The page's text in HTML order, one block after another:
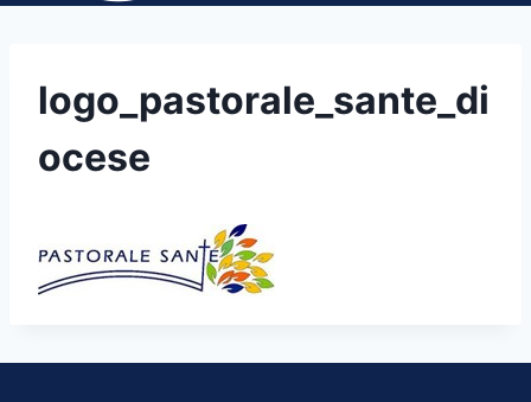
logo_pastorale_sante_di
ocese